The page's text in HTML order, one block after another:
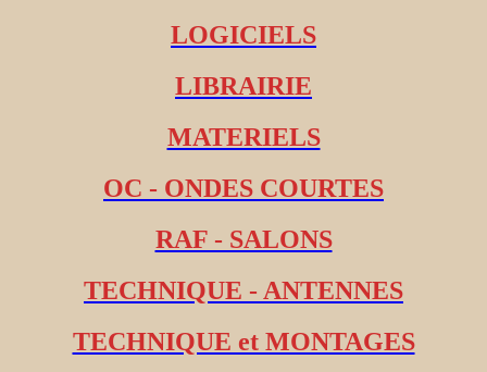
LOGICIELS
LIBRAIRIE
MATERIELS
OC - ONDES COURTES
RAF - SALONS
TECHNIQUE - ANTENNES
TECHNIQUE et MONTAGES